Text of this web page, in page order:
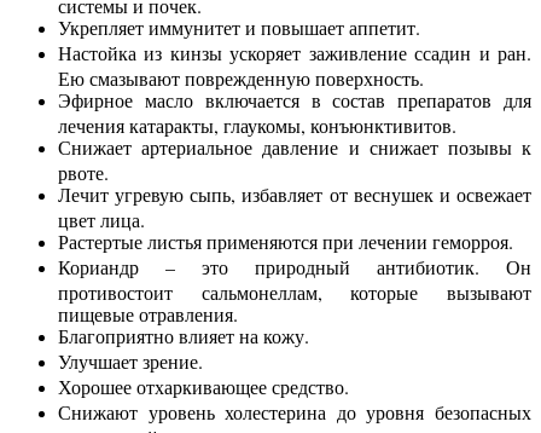
Укрепляет иммунитет и повышает аппетит.
Настойка из кинзы ускоряет заживление ссадин и ран.
Ею смазывают поврежденную поверхность.
Эфирное масло включается в состав препаратов для
лечения катаракты, глаукомы, конъюнктивитов.
Снижает артериальное давление и снижает позывы к
рвоте.
Лечит угревую сыпь, избавляет от веснушек и освежает
цвет лица.
Растертые листья применяются при лечении геморроя.
Кориандр – это природный антибиотик. Он
противостоит сальмонеллам, которые вызывают
пищевые отравления.
Благоприятно влияет на кожу.
Улучшает зрение.
Хорошее отхаркивающее средство.
Снижают уровень холестерина до уровня безопасных